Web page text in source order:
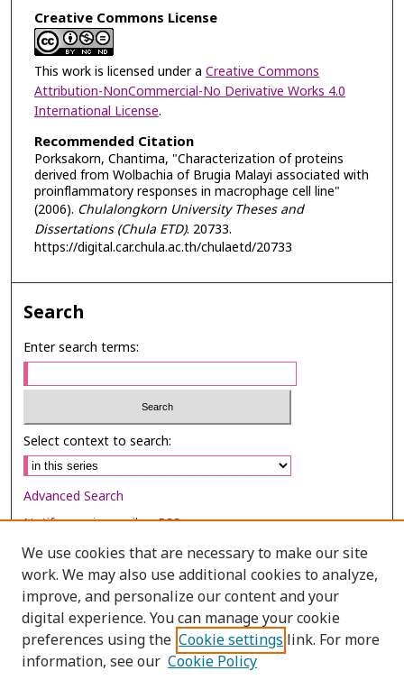
Creative Commons License
This work is licensed under a Creative Commons
Attribution-NonCommercial-No Derivative Works 4.0
International License.
Recommended Citation
Porksakorn, Chantima, "Characterization of proteins
derived from Wolbachia of Brugia Malayi associated with
proinflammatory responses in macrophage cell line"
(2006). Chulalongkorn University Theses and
Dissertations (Chula ETD). 20733.
https://digital.car.chula.ac.th/chulaetd/20733
Search
Enter search terms:
Select context to search:
Advanced Search
Notify me via email orRSS
Browse
Collections
Disciplines
Authors
We use cookies that are necessary to make our site
work. We may also use additional cookies to analyze,
improve, and personalize our content and your
digital experience. You can manage your cookie
preferences using the Cookie settings link. For more
information, see our Cookie Policy